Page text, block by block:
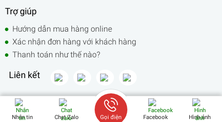
Trợ giúp
Hướng dẫn mua hàng online
Xác nhận đơn hàng với khách hàng
Thanh toán như thế nào?
Liên kết
Nhắn tin Chat Zalo Gọi điện Facebook Hình ảnh